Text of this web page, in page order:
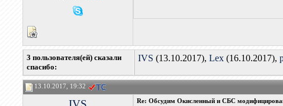
3 пользователя(ей) сказали
cпасибо:
IVS (13.10.2017),Lex (16.10.2017),
13.10.2017, 19:32
Re: Обсудим Окисленный и СБС